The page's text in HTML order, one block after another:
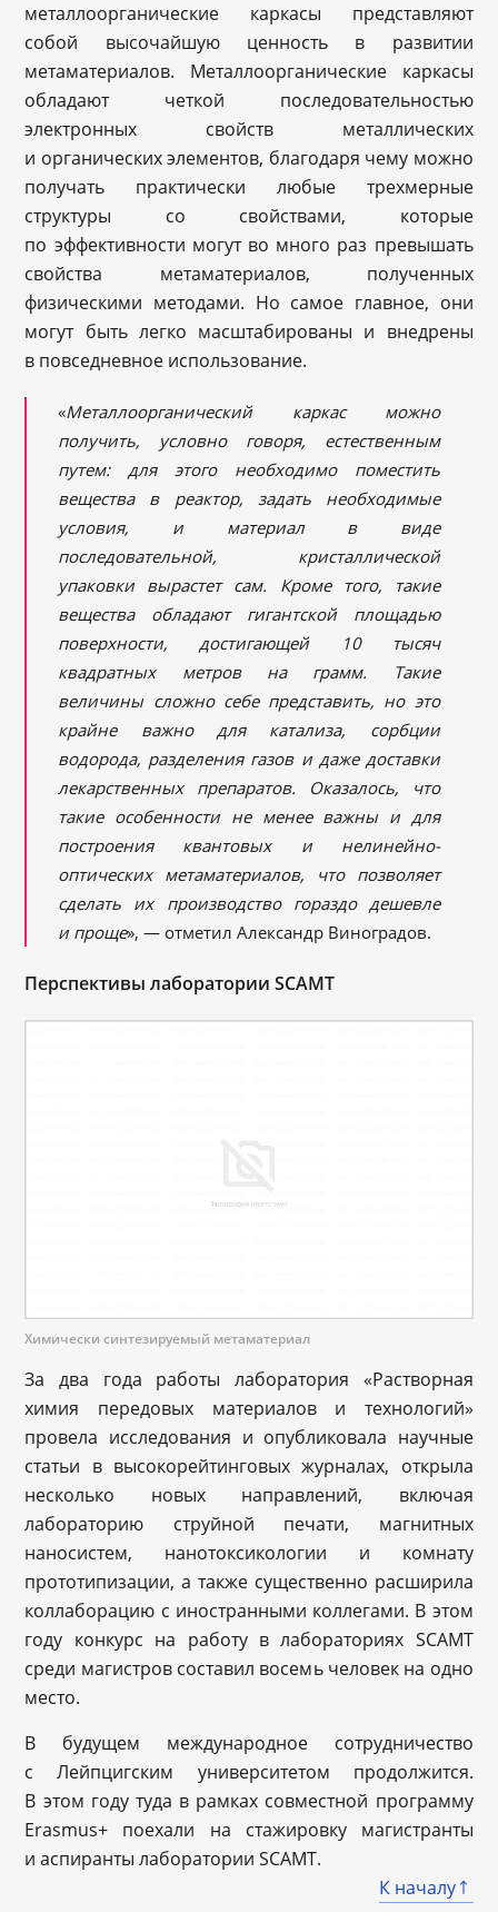
металлоорганические каркасы представляют
собой высочайшую ценность в развитии
метаматериалов. Металлоорганические каркасы
обладают четкой последовательностью
электронных свойств металлических
и органических элементов, благодаря чему можно
получать практически любые трехмерные
структуры со свойствами, которые
по эффективности могут во много раз превышать
свойства метаматериалов, полученных
физическими методами. Но самое главное, они
могут быть легко масштабированы и внедрены
в повседневное использование.
«Металлоорганический каркас можно
получить, условно говоря, естественным
путем: для этого необходимо поместить
вещества в реактор, задать необходимые
условия, и материал в виде
последовательной, кристаллической
упаковки вырастет сам. Кроме того, такие
вещества обладают гигантской площадью
поверхности, достигающей 10 тысяч
квадратных метров на грамм. Такие
величины сложно себе представить, но это
крайне важно для катализа, сорбции
водорода, разделения газов и даже доставки
лекарственных препаратов. Оказалось, что
такие особенности не менее важны и для
построения квантовых и нелинейно-
оптических метаматериалов, что позволяет
сделать их производство гораздо дешевле
и проще», — отметил Александр Виноградов.
Перспективы лаборатории SCAMT
Химически синтезируемый метаматериал
За два года работы лаборатория «Растворная
химия передовых материалов и технологий»
провела исследования и опубликовала научные
статьи в высокорейтинговых журналах, открыла
несколько новых направлений, включая
лабораторию струйной печати, магнитных
наносистем, нанотоксикологии и комнату
прототипизации, а также существенно расширила
коллаборацию с иностранными коллегами. В этом
году конкурс на работу в лабораториях SCAMT
среди магистров составил восемь человек на одно
место.
В будущем международное сотрудничество
с Лейпцигским университетом продолжится.
В этом году туда в рамках совместной программу
Erasmus+ поехали на стажировку магистранты
и аспиранты лаборатории SCAMT.
К началу